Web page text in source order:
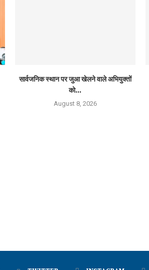
सार्वजनिक स्थान पर जुआ खेलने वाले अभियुक्तों
को...
August 8, 2026